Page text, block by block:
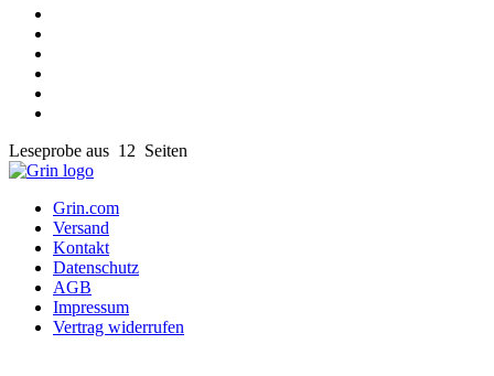
Leseprobe aus 12 Seiten
Grin.com
Versand
Kontakt
Datenschutz
AGB
Impressum
Vertrag widerrufen